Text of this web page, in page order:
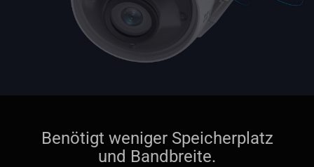
Benötigt weniger Speicherplatz
und Bandbreite.